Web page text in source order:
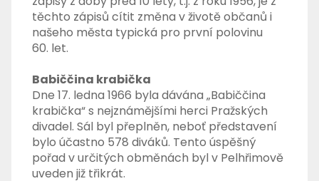
těchto zápisů cítit změna v životě občanů i
našeho města typická pro první polovinu
60. let.
Babiččina krabička
Dne 17. ledna 1966 byla dávána „Babiččina
krabička“ s nejznámějšími herci Pražských
divadel. Sál byl přeplněn, neboť představení
bylo účastno 578 diváků. Tento úspěšný
pořad v určitých obměnách byl v Pelhřimově
uveden již třikrát.